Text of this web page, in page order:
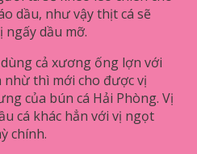
dầu, như vậy thịt cá sẽ
ngấy dầu mỡ.
cả xương ống lợn với
thì mới cho được vị
của bún cá Hải Phòng. Vị
cá khác hẳn với vị ngọt
chính.